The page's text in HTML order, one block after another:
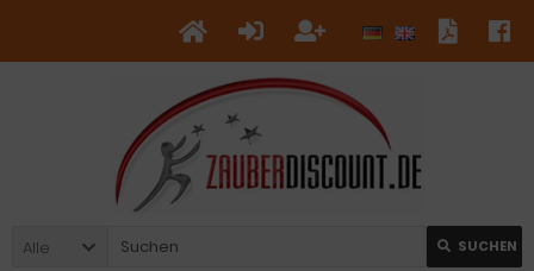
Alle SUCHEN